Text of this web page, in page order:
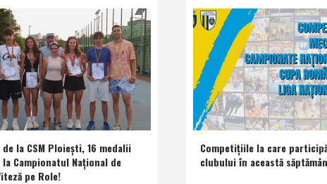
la CSM Ploieşti, 16 medalii
Campionatul Naţional de
pe Role!
Competiţiile la care
clubului în această